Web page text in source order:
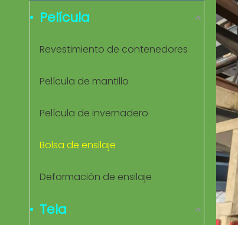
Película
Revestimiento de contenedores
Película de mantillo
Película de invernadero
Bolsa de ensilaje
Deformación de ensilaje
Tela